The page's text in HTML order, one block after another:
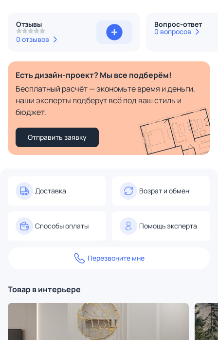
Отзывы
0 отзывов
Вопрос-ответ
0 вопросов
Есть дизайн-проект? Мы все подберём!
Бесплатный расчёт — экономьте время и деньги,
наши эксперты подберут всё под ваш стиль и
бюджет.
Отправить заявку
Доставка Возрат и обмен
Способы оплаты Помощь эксперта
Перезвоните мне
Товар в интерьере